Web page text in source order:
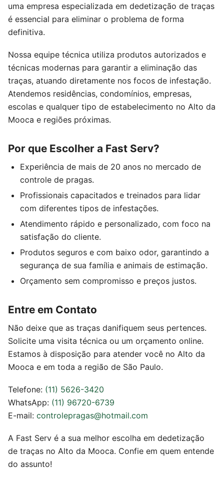
uma empresa especializada em dedetização de traças
é essencial para eliminar o problema de forma
definitiva.
Nossa equipe técnica utiliza produtos autorizados e
técnicas modernas para garantir a eliminação das
traças, atuando diretamente nos focos de infestação.
Atendemos residências, condomínios, empresas,
escolas e qualquer tipo de estabelecimento no Alto da
Mooca e regiões próximas.
Por que Escolher a Fast Serv?
Experiência de mais de 20 anos no mercado de
controle de pragas.
Profissionais capacitados e treinados para lidar
com diferentes tipos de infestações.
Atendimento rápido e personalizado, com foco na
satisfação do cliente.
Produtos seguros e com baixo odor, garantindo a
segurança de sua família e animais de estimação.
Orçamento sem compromisso e preços justos.
Entre em Contato
Não deixe que as traças danifiquem seus pertences.
Solicite uma visita técnica ou um orçamento online.
Estamos à disposição para atender você no Alto da
Mooca e em toda a região de São Paulo.
Telefone: (11) 5626-3420
WhatsApp: (11) 96720-6739
E-mail: controlepragas@hotmail.com
A Fast Serv é a sua melhor escolha em dedetização
de traças no Alto da Mooca. Confie em quem entende
do assunto!